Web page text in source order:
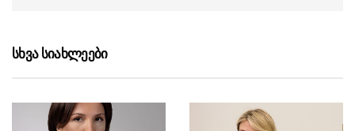
06.08 - 13:47“აგენტოკრატიის ერთ-ერთი
დააზიანონ საქართველოს იმიჯი”
სხვა სიახლეები